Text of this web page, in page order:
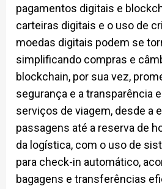
pagamentos digitais e
carteiras digitais e o uso de
moedas digitais podem se
simplificando compras e
blockchain, por sua vez,
segurança e a transparência
serviços de viagem, desde a
passagens até a reserva de
da logística, com o uso de
para check-in automático,
bagagens e transferências